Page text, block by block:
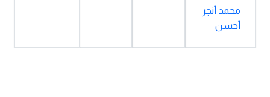
محمد أنجر
أحسن